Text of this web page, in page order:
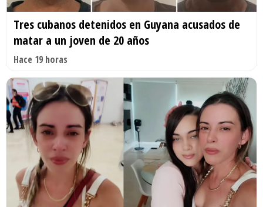
Tres cubanos detenidos en Guyana acusados de
matar a un joven de 20 años
Hace 19 horas